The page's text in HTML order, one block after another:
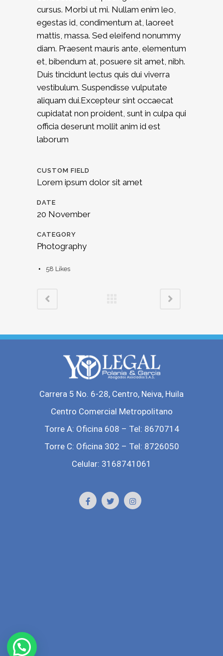
cursus. Morbi ut mi. Nullam enim leo,
egestas id, condimentum at, laoreet
mattis, massa. Sed eleifend nonummy
diam. Praesent mauris ante, elementum
et, bibendum at, posuere sit amet, nibh.
Duis tincidunt lectus quis dui viverra
vestibulum. Suspendisse vulputate
aliquam dui.Excepteur sint occaecat
cupidatat non proident, sunt in culpa qui
officia deserunt mollit anim id est
laborum
CUSTOM FIELD
Lorem ipsum dolor sit amet
DATE
20 November
CATEGORY
Photography
58 Likes
Carrera 5 No. 6-28, Centro, Neiva, Huila
Centro Comercial Metropolitano
Torre A: Oficina 608 – Tel: 8670714
Torre C: Oficina 302 – Tel: 8726050
Celular: 3168741061